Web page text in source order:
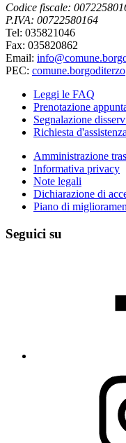
Codice fiscale:
P.IVA: 00722580164
Tel: 035821046
Fax: 035820862
Email:
PEC:
Leggi le FAQ
Prenotazione
Segnalazione
Richiesta d'assistenza
Amministrazione
Informativa privacy
Note legali
Dichiarazione di
Piano di
Seguici su